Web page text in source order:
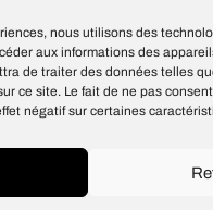
nous utilisons des
aux informations des
de traiter des données telles
ce site. Le fait de ne pas
négatif sur certaines
technologique
Jean-